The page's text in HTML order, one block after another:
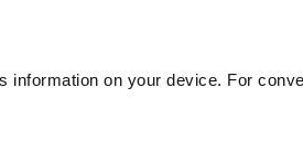
on your device. For